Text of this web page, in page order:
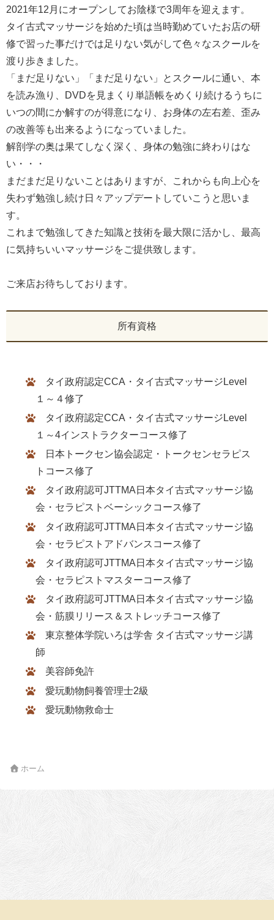
2021年12月にオープンしてお陰様で3周年を迎えます。
タイ古式マッサージを始めた頃は当時勤めていたお店の研
修で習った事だけでは足りない気がして色々なスクールを
渡り歩きました。
「まだ足りない」「まだ足りない」とスクールに通い、本
を読み漁り、DVDを見まくり単語帳をめくり続けるうちに
いつの間にか解すのが得意になり、お身体の左右差、歪み
の改善等も出来るようになっていました。
解剖学の奥は果てしなく深く、身体の勉強に終わりはな
い・・・
まだまだ足りないことはありますが、これからも向上心を
失わず勉強し続け日々アップデートしていこうと思いま
す。
これまで勉強してきた知識と技術を最大限に活かし、最高
に気持ちいいマッサージをご提供致します。
ご来店お待ちしております。
所有資格
タイ政府認定CCA・タイ古式マッサージLevel
１～４修了
タイ政府認定CCA・タイ古式マッサージLevel
１～4インストラクターコース修了
日本トークセン協会認定・トークセンセラピス
トコース修了
タイ政府認可JTTMA日本タイ古式マッサージ協
会・セラピストベーシックコース修了
タイ政府認可JTTMA日本タイ古式マッサージ協
会・セラピストアドバンスコース修了
タイ政府認可JTTMA日本タイ古式マッサージ協
会・セラピストマスターコース修了
タイ政府認可JTTMA日本タイ古式マッサージ協
会・筋膜リリース＆ストレッチコース修了
東京整体学院いろは学舎 タイ古式マッサージ講
師
美容師免許
愛玩動物飼養管理士2級
愛玩動物救命士
ホーム